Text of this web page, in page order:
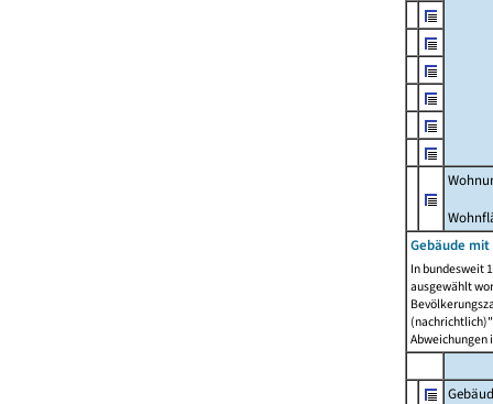
Gebäude
In bundesweit
ausgewählt
Abweichungen